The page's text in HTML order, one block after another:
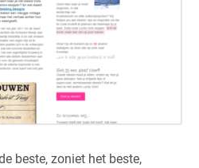
beste, zoniet het beste,